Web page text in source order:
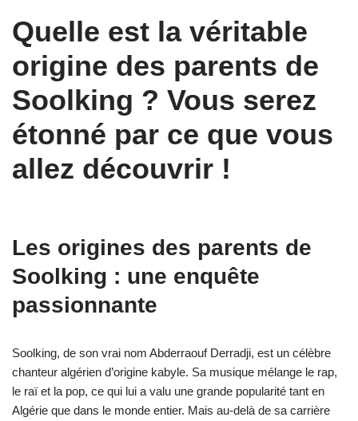
Quelle est la véritable
origine des parents de
Soolking ? Vous serez
étonné par ce que vous
allez découvrir !
Les origines des parents de
Soolking : une enquête
passionnante
Soolking, de son vrai nom Abderraouf Derradji, est un célèbre
chanteur algérien d’origine kabyle. Sa musique mélange le rap,
le raï et la pop, ce qui lui a valu une grande popularité tant en
Algérie que dans le monde entier. Mais au-delà de sa carrière